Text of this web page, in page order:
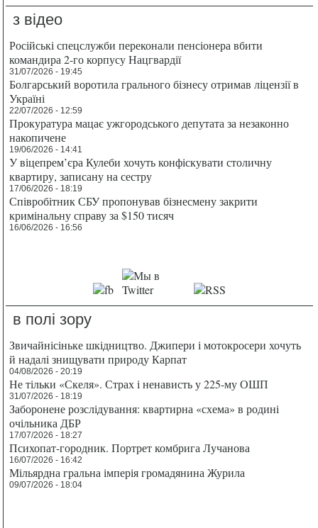
з відео
Російські спецслужби переконали пенсіонера вбити
командира 2-го корпусу Нацгвардії
31/07/2026 - 19:45
Болгарський воротила грального бізнесу отримав ліцензії в
Україні
22/07/2026 - 12:59
Прокуратура мацає ужгородського депутата за незаконно
накопичене
19/06/2026 - 14:41
У віцепрем’єра Кулеби хочуть конфіскувати столичну
квартиру, записану на сестру
17/06/2026 - 18:19
Співробітник СБУ пропонував бізнесмену закрити
кримінальну справу за $150 тисяч
16/06/2026 - 16:56
в полі зору
Звичайнісіньке шкідництво. Джипери і мотокросери хочуть
й надалі знищувати природу Карпат
04/08/2026 - 20:19
Не тільки «Скеля». Страх і ненависть у 225-му ОШП
31/07/2026 - 18:19
Заборонене розслідування: квартирна «схема» в родині
очільника ДБР
17/07/2026 - 18:27
Психопат-городник. Портрет комбрига Лучанова
16/07/2026 - 16:42
Мільярдна гральна імперія громадянина Журила
09/07/2026 - 18:04